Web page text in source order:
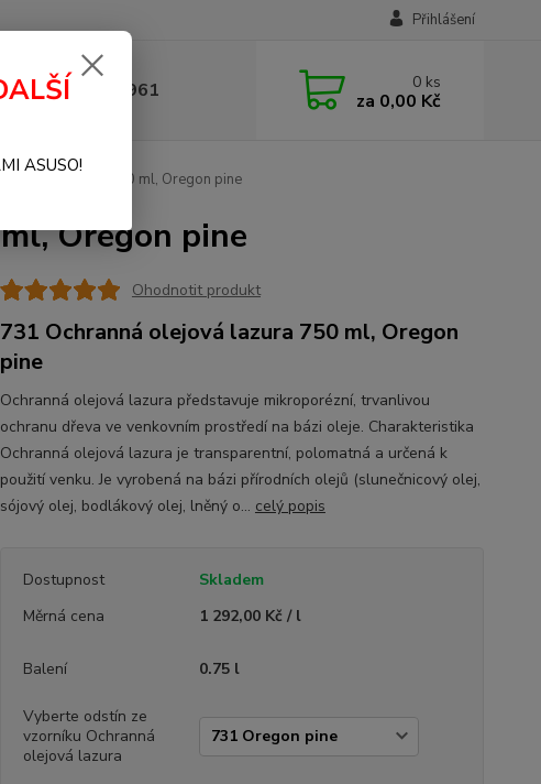
Přihlášení
+420 377 441 961 0 ks
za 0,00 Kč
olejová lazura 750 ml, Oregon pine
Oregon pine
Ohodnotit produkt
731 Ochranná olejová lazura 750 ml, Oregon
pine
Ochranná olejová lazura představuje mikroporézní, trvanlivou
ochranu dřeva ve venkovním prostředí na bázi oleje. Charakteristika
Ochranná olejová lazura je transparentní, polomatná a určená k
použití venku. Je vyrobená na bázi přírodních olejů (slunečnicový olej,
sójový olej, bodlákový olej, lněný o... celý popis
Dostupnost
Skladem
Měrná cena
1 292,00 Kč / l
Balení 0.75 l
Vyberte odstín ze
vzorníku Ochranná
olejová lazura
ASUSO!